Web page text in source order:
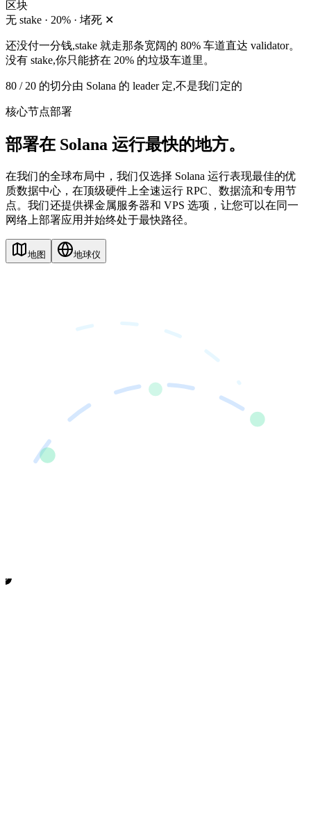
区块
无 stake · 20% · 堵死 ✕
还没付一分钱,stake 就走那条宽阔的 80% 车道直达 validator。
没有 stake,你只能挤在 20% 的垃圾车道里。
80 / 20 的切分由 Solana 的 leader 定,不是我们定的
核心节点部署
部署在 Solana 运行最快的地方。
在我们的全球布局中，我们仅选择 Solana 运行表现最佳的优
质数据中心，在顶级硬件上全速运行 RPC、数据流和专用节
点。我们还提供裸金属服务器和 VPS 选项，让您可以在同一
网络上部署应用并始终处于最快路径。
地图 地球仪